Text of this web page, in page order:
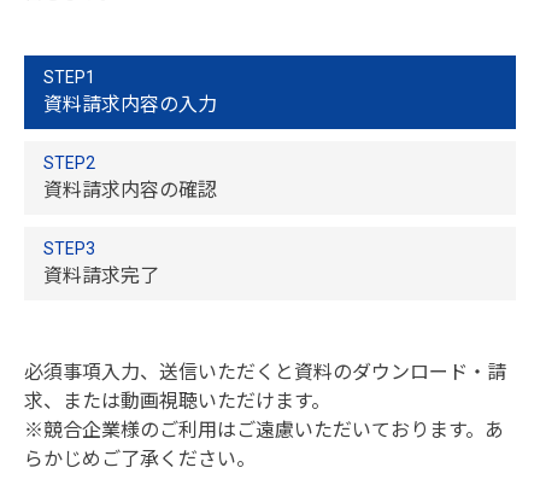
STEP1
資料請求内容の入力
STEP2
資料請求内容の確認
STEP3
資料請求完了
必須事項入力、送信いただくと資料のダウンロード・請
求、または動画視聴いただけます。
※競合企業様のご利用はご遠慮いただいております。あ
らかじめご了承ください。